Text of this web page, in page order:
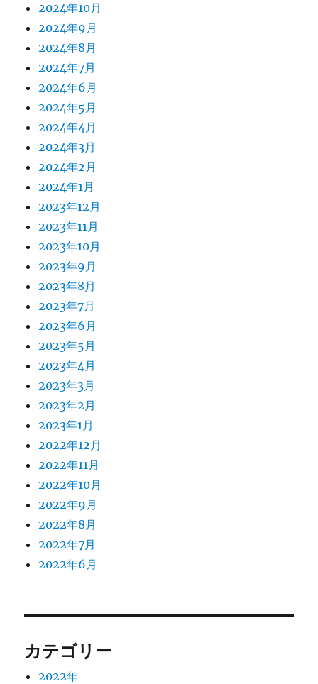
2024年10月
2024年9月
2024年8月
2024年7月
2024年6月
2024年5月
2024年4月
2024年3月
2024年2月
2024年1月
2023年12月
2023年11月
2023年10月
2023年9月
2023年8月
2023年7月
2023年6月
2023年5月
2023年4月
2023年3月
2023年2月
2023年1月
2022年12月
2022年11月
2022年10月
2022年9月
2022年8月
2022年7月
2022年6月
カテゴリー
2022年